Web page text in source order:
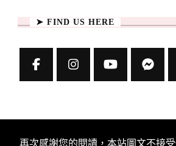
➤ FIND US HERE
再次感謝您的閱讀，本站圖文不接